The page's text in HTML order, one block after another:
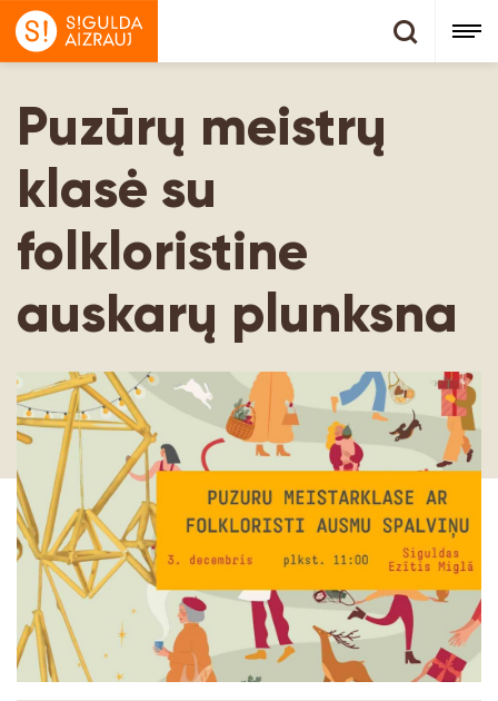
Puzūrų meistrų
klasė su
folkloristine
auskarų plunksna